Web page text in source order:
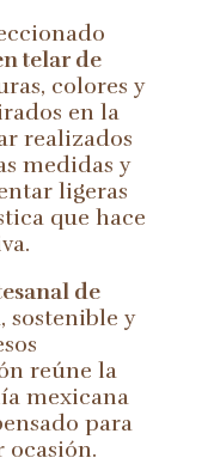
telar de
colores y
en la
realizados
medidas y
ligeras
que hace
de
sostenible y
reúne la
mexicana
para
ocasión.